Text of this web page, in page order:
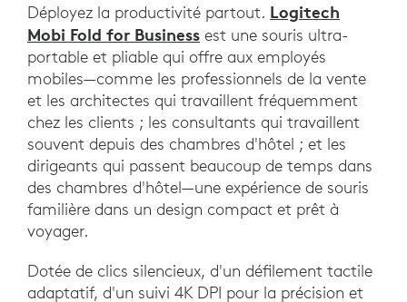
Déployez la productivité partout. Logitech
Mobi Fold for Business est une souris ultra-
portable et pliable qui offre aux employés
mobiles—comme les professionnels de la vente
et les architectes qui travaillent fréquemment
chez les clients ; les consultants qui travaillent
souvent depuis des chambres d'hôtel ; et les
dirigeants qui passent beaucoup de temps dans
des chambres d'hôtel—une expérience de souris
familière dans un design compact et prêt à
voyager.
Dotée de clics silencieux, d'un défilement tactile
adaptatif, d'un suivi 4K DPI pour la précision et